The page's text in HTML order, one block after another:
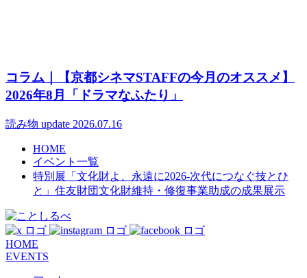
コラム｜【京都シネマSTAFFの今月のオススメ】
2026年8月「ドラマなふたり」
読み物 update 2026.07.16
HOME
イベント一覧
特別展「文化財よ、永遠に2026-次代につなぐ技とひ
と」住友財団文化財維持・修復事業助成の成果展示
HOME
EVENTS